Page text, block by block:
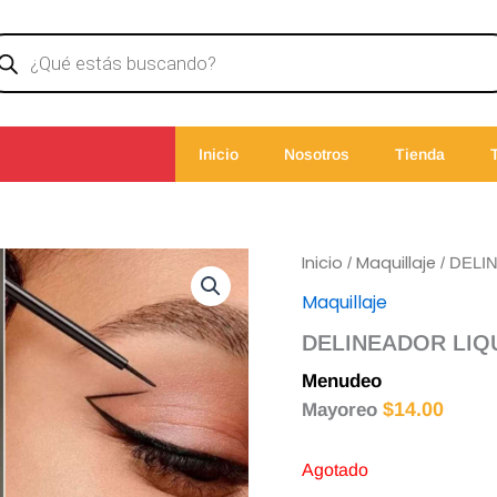
Inicio Nosotros Tienda
Inicio / Maquillaje /
Maquillaje
DELINEADOR
Menudeo
Mayoreo $14.00
Agotado